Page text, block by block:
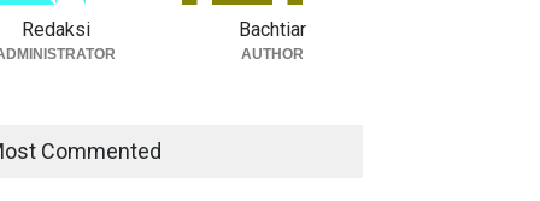
Redaksi Bachtiar
AUTHOR
Commented